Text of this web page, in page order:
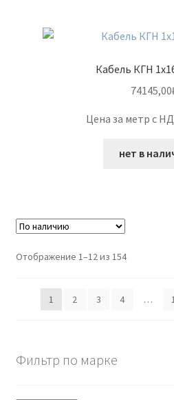
Кабель КГН
74145,00
Цена за метр с
нет в
Отображение 1–12 из 154
1 2 3 4 …
Фильтр по марке